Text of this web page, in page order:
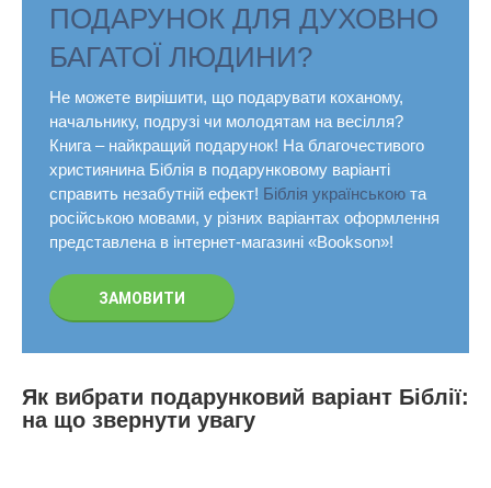
ПОДАРУНОК ДЛЯ ДУХОВНО
БАГАТОЇ ЛЮДИНИ?
Не можете вирішити, що подарувати коханому,
начальнику, подрузі чи молодятам на весілля?
Книга – найкращий подарунок! На благочестивого
християнина Біблія в подарунковому варіанті
справить незабутній ефект! Біблія українською та
російською мовами, у різних варіантах оформлення
представлена ​​в інтернет-магазині «Bookson»!
ЗАМОВИТИ
Як вибрати подарунковий варіант Біблії:
на що звернути увагу